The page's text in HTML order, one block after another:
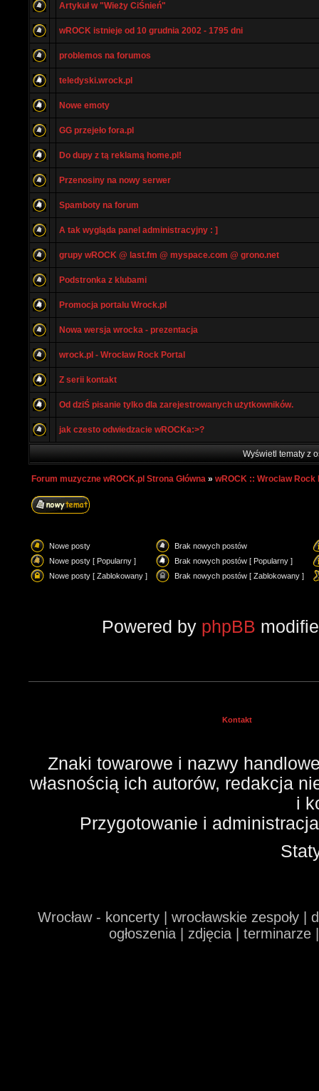
Artykuł w "Wieży CiŚnień"
wROCK istnieje od 10 grudnia 2002 - 1795 dni
problemos na forumos
teledyski.wrock.pl
Nowe emoty
GG przejeło fora.pl
Do dupy z tą reklamą home.pl!
Przenosiny na nowy serwer
Spamboty na forum
A tak wygląda panel administracyjny : ]
grupy wROCK @ last.fm @ myspace.com @ grono.net
Podstronka z klubami
Promocja portalu Wrock.pl
Nowa wersja wrocka - prezentacja
wrock.pl - Wrocław Rock Portal
Z serii kontakt
Od dziŚ pisanie tylko dla zarejestrowanych użytkowników.
jak czesto odwiedzacie wROCKa:>?
Wyświetl tematy z
Forum muzyczne wROCK.pl Strona Główna » wROCK :: Wroclaw Rock
Nowe posty
Brak nowych postów
Nowe posty [ Popularny ]
Brak nowych postów [ Popularny ]
Nowe posty [ Zablokowany ]
Brak nowych postów [ Zablokowany ]
Powered by phpBB
Kontakt
Znaki towarowe i nazwy
własnością ich autorów, redakcja
i
Przygotowanie i
Wrocław - koncerty | wrocławskie zespoły
ogłoszenia | zdjęcia |